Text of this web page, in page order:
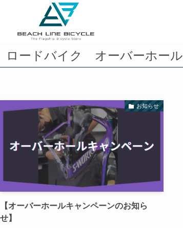
ロードバイク オーバーホール
お知らせ
【オーバーホールキャンペーンのお知ら
せ】